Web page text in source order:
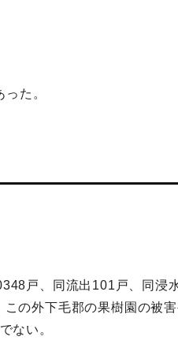
た。
戸、同流出101戸、同浸
の外下毛郡の果樹園の被
ない。